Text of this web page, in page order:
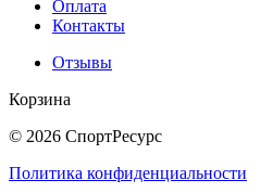
Оплата
Контакты
Отзывы
Корзина
© 2026 СпортРесурс
Политика конфиденциальности